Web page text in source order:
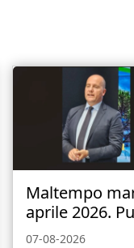
Maltempo
aprile 2026.
07-08-2026